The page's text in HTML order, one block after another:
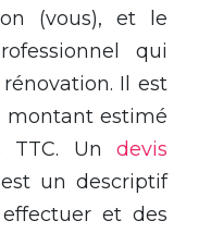
(vous), et le
qui
Il est
montant estimé
TTC. Un devis
un descriptif
et des